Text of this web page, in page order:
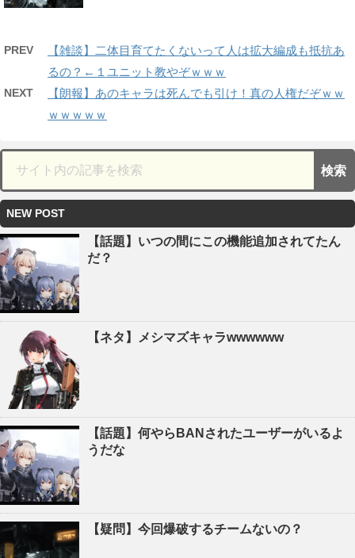
PREV
【雑談】二体目育てたくないって人は拡大編成も抵抗あ
るの？←１ユニット教やぞｗｗｗ
NEXT
【朗報】あのキャラは死んでも引け！真の人権だぞｗｗ
ｗｗｗｗｗ
NEW POST
【話題】いつの間にこの機能追加されてたん
だ？
【ネタ】メシマズキャラwwwwww
【話題】何やらBANされたユーザーがいるよ
うだな
【疑問】今回爆破するチームないの？